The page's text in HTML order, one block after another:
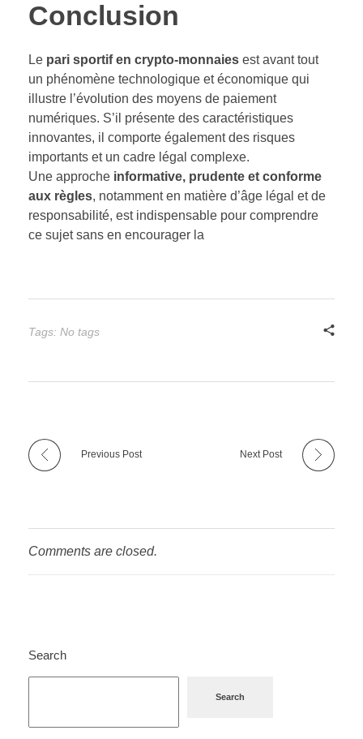
Conclusion
Le pari sportif en crypto-monnaies est avant tout
un phénomène technologique et économique qui
illustre l’évolution des moyens de paiement
numériques. S’il présente des caractéristiques
innovantes, il comporte également des risques
importants et un cadre légal complexe.
Une approche informative, prudente et conforme
aux règles, notamment en matière d’âge légal et de
responsabilité, est indispensable pour comprendre
ce sujet sans en encourager la
Tags: No tags
Previous Post Next Post
Comments are closed.
Search
Search